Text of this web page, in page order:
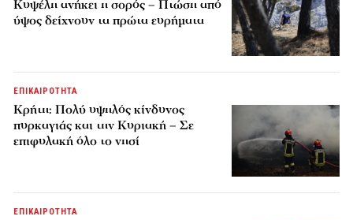
Κυψέλη ανήκει η σορός – Πτώση από
ύψος δείχνουν τα πρώτα ευρήματα
ΕΠΙΚΑΙΡΟΤΗΤΑ
Κρήτη: Πολύ υψηλός κίνδυνος
πυρκαγιάς και την Κυριακή – Σε
επιφυλακή όλο το νησί
ΕΠΙΚΑΙΡΟΤΗΤΑ